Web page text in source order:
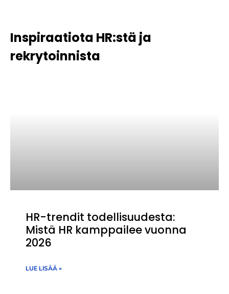
Inspiraatiota HR:stä ja
rekrytoinnista
HR-trendit todellisuudesta:
Mistä HR kamppailee vuonna
2026
LUE LISÄÄ »